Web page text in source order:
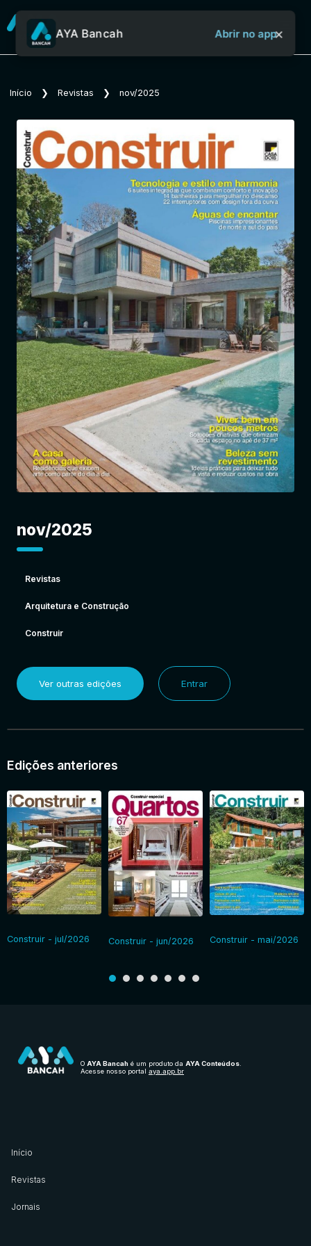
Sobre o Aya Bancah
Início
Revistas
Notícias
Entrar
AYA Bancah Abrir no app×
Início ❯ Revistas ❯ nov/2025
nov/2025
Revistas
Arquitetura e Construção
Construir
Ver outras edições Entrar
Edições anteriores
Construir - jul/2026 Construir - jun/2026 Construir - mai/2026
O AYA Bancah é um produto da AYA Conteúdos.
Acesse nosso portal aya.app.br
Início
Revistas
Jornais